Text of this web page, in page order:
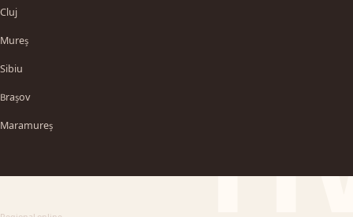
Cluj
Mureș
Sibiu
Brașov
Maramureș